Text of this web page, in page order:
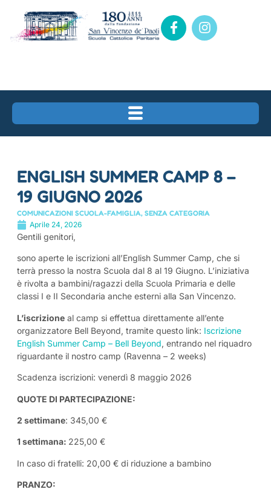
ENGLISH SUMMER CAMP 8 –
19 GIUGNO 2026
COMUNICAZIONI SCUOLA-FAMIGLIA, SENZA CATEGORIA
Aprile 24, 2026
Gentili genitori,
sono aperte le iscrizioni all’English Summer Camp, che si
terrà presso la nostra Scuola dal 8 al 19 Giugno. L’iniziativa
è rivolta a bambini/ragazzi della Scuola Primaria e delle
classi I e II Secondaria anche esterni alla San Vincenzo.
L’iscrizione al camp si effettua direttamente all’ente
organizzatore Bell Beyond, tramite questo link: Iscrizione
English Summer Camp – Bell Beyond, entrando nel riquadro
riguardante il nostro camp (Ravenna – 2 weeks)
Scadenza iscrizioni: venerdì 8 maggio 2026
QUOTE DI PARTECIPAZIONE:
2 settimane: 345,00 €
1 settimana: 225,00 €
In caso di fratelli: 20,00 € di riduzione a bambino
PRANZO: